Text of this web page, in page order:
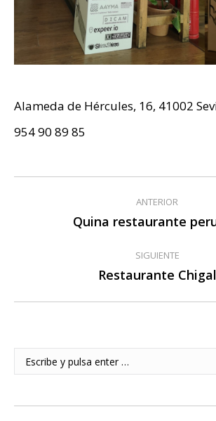
Alameda de Hércules, 16, 41002
954 90 89 85
Navegación
entre
publicaciones
ANTERIOR
Quina restaurante
SIGUIENTE
Publicación
Restaurante Chigal
Buscar: